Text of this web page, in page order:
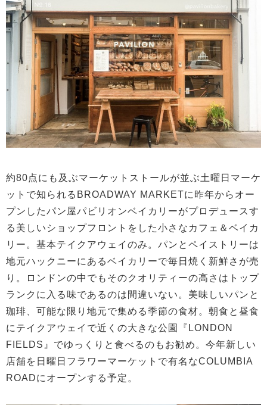
約80点にも及ぶマーケットストールが並ぶ土曜日マーケ
ットで知られるBROADWAY MARKETに昨年からオー
プンしたパン屋パビリオンベイカリーがプロデュースす
る美しいショップフロントをした小さなカフェ＆ベイカ
リー。基本テイクアウェイのみ。パンとペイストリーは
地元ハックニーにあるベイカリーで毎日焼く新鮮さが売
り。ロンドンの中でもそのクオリティーの高さはトップ
ランクに入る味であるのは間違いない。美味しいパンと
珈琲、可能な限り地元で集める季節の食材。朝食と昼食
にテイクアウェイで近くの大きな公園『LONDON
FIELDS』でゆっくりと食べるのもお勧め。今年新しい
店舗を日曜日フラワーマーケットで有名なCOLUMBIA
ROADにオープンする予定。